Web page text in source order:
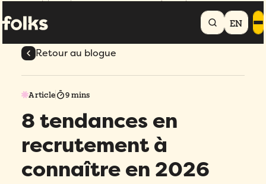
EN
AccueilBlogue8 tendances en recrutement à connaître en 2026
Retour au blogue
Article 9 mins
8 tendances en
recrutement à
connaître en 2026